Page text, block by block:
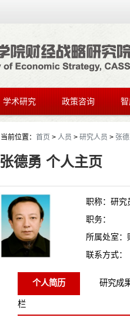
学术研究 政策咨询
当前位置： 首页 > 人员 > 研究人员 > 张
张德勇 个人主页
职称： 研究
职务：
所属处室：
联系方式：
个人简历 研究成
栏